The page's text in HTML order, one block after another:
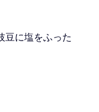
豆に塩をふった